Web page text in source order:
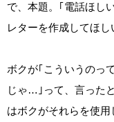
で、本題。｢電話ほし
レターを作成してほし
ボクが｢こういうのっ
じゃ…｣って、言った
はボクがそれらを使用